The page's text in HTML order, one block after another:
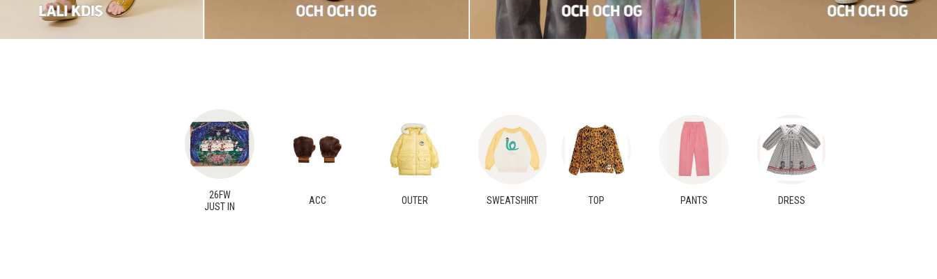
26FW
JUST IN
ACC OUTER SWEATSHIRT TOP PANTS DRESS